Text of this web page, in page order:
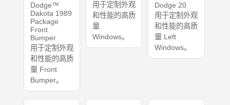
Dodge™
Dakota 1989
Package
Front
Bumper
用于定制外观
和性能的高质
量 Front
Bumper。
用于定制外观
和性能的高质
量
Windows。
Dodge 20
用于定制外观
和性能的高质
量 Left
Windows。